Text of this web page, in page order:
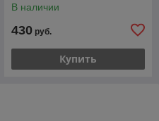
В наличии
430 руб.
Купить